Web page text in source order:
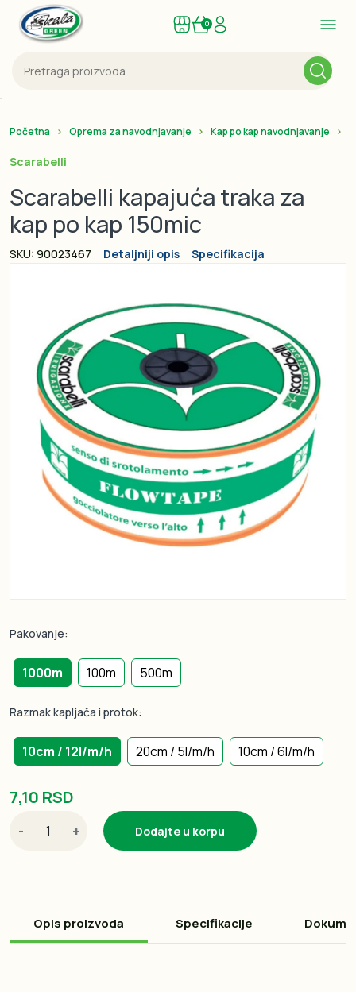
0
Početna Oprema za navodnjavanje Kap po kap navodnjavanje
Scarabelli
Scarabelli kapajuća traka za
kap po kap 150mic
SKU: 90023467 Detaljniji opis Specifikacija
Pakovanje:
1000m 100m 500m
Razmak kapljača i protok:
10cm / 12l/m/h 20cm / 5l/m/h 10cm / 6l/m/h
7,10 RSD
- + Dodajte u korpu
Opis proizvoda Specifikacije